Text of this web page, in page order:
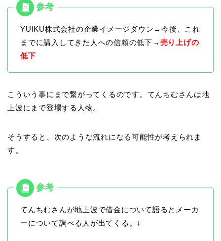
YUIKU株式会社の企業イメージダウン→今後、これ
までに購入してきた人への信頼の低下→ 売り上げの
低下
こういう事にまで繋がってくるのです。てんちむさんは地
上波にまで登場する人物。
そうすると、次のような流れになる可能性が考えられま
す。
てんちむさんが地上波で借金について語るとメーカ
ーについて調べる人が出てくる。↓